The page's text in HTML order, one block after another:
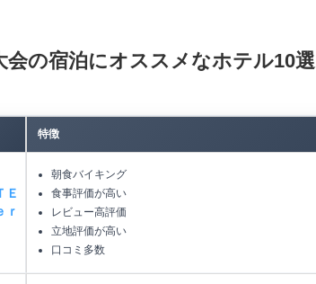
会の宿泊にオススメなホテル10選
特徴
Ｅ
ｒ
朝食バイキング
食事評価が高い
レビュー高評価
立地評価が高い
口コミ多数